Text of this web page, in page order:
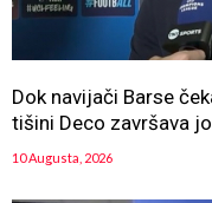
Dok navijači Barse
tišini Deco završava
10 Augusta, 2026